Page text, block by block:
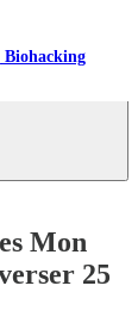
Biohacking
Mon
25